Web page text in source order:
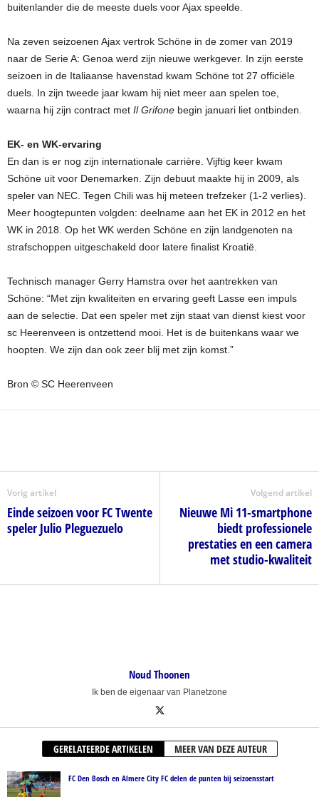
buitenlander die de meeste duels voor Ajax speelde.
Na zeven seizoenen Ajax vertrok Schöne in de zomer van 2019
naar de Serie A: Genoa werd zijn nieuwe werkgever. In zijn eerste
seizoen in de Italiaanse havenstad kwam Schöne tot 27 officiële
duels. In zijn tweede jaar kwam hij niet meer aan spelen toe,
waarna hij zijn contract met Il Grifone begin januari liet ontbinden.
EK- en WK-ervaring
En dan is er nog zijn internationale carrière. Vijftig keer kwam
Schöne uit voor Denemarken. Zijn debuut maakte hij in 2009, als
speler van NEC. Tegen Chili was hij meteen trefzeker (1-2 verlies).
Meer hoogtepunten volgden: deelname aan het EK in 2012 en het
WK in 2018. Op het WK werden Schöne en zijn landgenoten na
strafschoppen uitgeschakeld door latere finalist Kroatië.
Technisch manager Gerry Hamstra over het aantrekken van
Schöne: “Met zijn kwaliteiten en ervaring geeft Lasse een impuls
aan de selectie. Dat een speler met zijn staat van dienst kiest voor
sc Heerenveen is ontzettend mooi. Het is de buitenkans waar we
hoopten. We zijn dan ook zeer blij met zijn komst.”
Bron © SC Heerenveen
Vorig artikel
Einde seizoen voor FC Twente
speler Julio Pleguezuelo
Volgend artikel
Nieuwe Mi 11-smartphone
biedt professionele
prestaties en een camera
met studio-kwaliteit
Noud Thoonen
Ik ben de eigenaar van Planetzone
GERELATEERDE ARTIKELEN MEER VAN DEZE AUTEUR
FC Den Bosch en Almere City FC delen de punten bij seizoensstart